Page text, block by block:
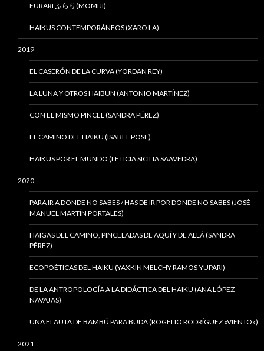
FURARI ふらり(MOMIJI)
HAIKUS CONTEMPORÁNEOS (XARO LA)
2019
EL CASERÓN DE LA CURVA (YORDAN REY)
LA LUNA Y OTROS HAIBUN (ANTONIO MARTÍNEZ)
CON EL MISMO PINCEL (SANDRA PÉREZ)
EL CAMINO DEL HAIKU (ISABEL POSE)
HAIKUS POR EL MUNDO (LETICIA SICILIA SAAVEDRA)
2020
PARA IR A DONDE NO SABES / HAS DE IR POR DONDE NO SABES (JOSÉ
MANUEL MARTÍN PORTALES)
HAIGAS DEL CAMINO, PINCELADAS DE AQUÍ Y DE ALLÁ (SANDRA
PÉREZ)
ECOPOÉTICAS DEL HAIKU (YAXKIN MELCHY RAMOS-YUPARI)
DE LA ANTROPOLOGÍA A LA DIDÁCTICA DEL HAIKU (ANA LÓPEZ
NAVAJAS)
UNA FLAUTA DE BAMBÚ PARA BUDA (ROGELIO RODRÍGUEZ «VIENTO»)
2021